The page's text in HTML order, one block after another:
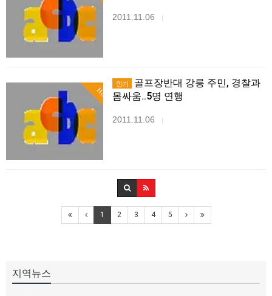
2011.11.06 |
Hot
인기
골프장반대 강릉 주민, 경찰과
몸싸움..5명 연행
2011.11.06 |
1 2 3 4 5
지역뉴스